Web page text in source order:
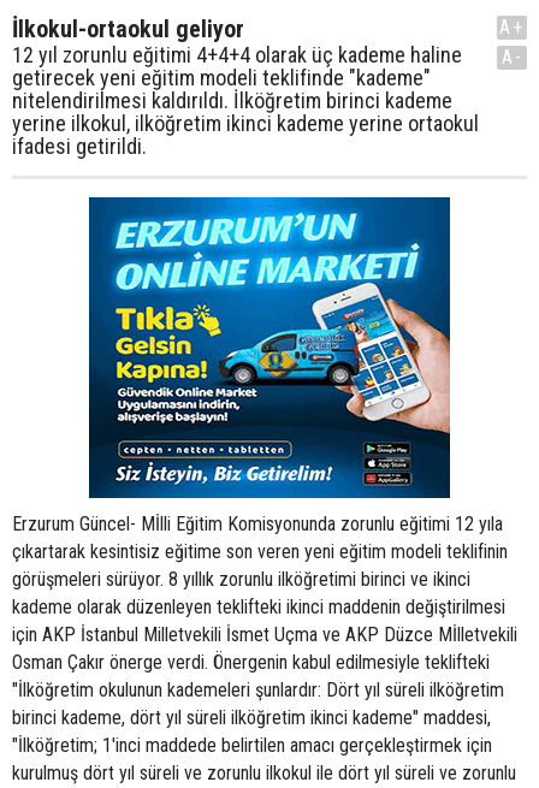
İlkokul-ortaokul geliyor
12 yıl zorunlu eğitimi 4+4+4 olarak üç kademe haline
getirecek yeni eğitim modeli teklifinde "kademe"
nitelendirilmesi kaldırıldı. İlköğretim birinci kademe
yerine ilkokul, ilköğretim ikinci kademe yerine ortaokul
ifadesi getirildi.
A+
A-
Erzurum Güncel- Mİlli Eğitim Komisyonunda zorunlu eğitimi 12 yıla
çıkartarak kesintisiz eğitime son veren yeni eğitim modeli teklifinin
görüşmeleri sürüyor. 8 yıllık zorunlu ilköğretimi birinci ve ikinci
kademe olarak düzenleyen teklifteki ikinci maddenin değiştirilmesi
için AKP İstanbul Milletvekili İsmet Uçma ve AKP Düzce Mİlletvekili
Osman Çakır önerge verdi. Önergenin kabul edilmesiyle teklifteki
"İlköğretim okulunun kademeleri şunlardır: Dört yıl süreli ilköğretim
birinci kademe, dört yıl süreli ilköğretim ikinci kademe" maddesi,
"İlköğretim; 1'inci maddede belirtilen amacı gerçekleştirmek için
kurulmuş dört yıl süreli ve zorunlu ilkokul ile dört yıl süreli ve zorunlu